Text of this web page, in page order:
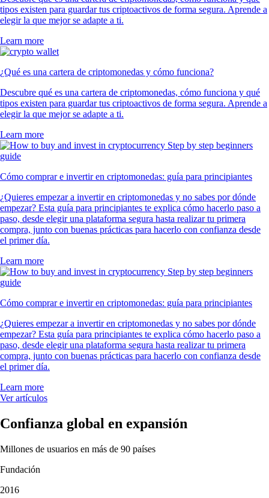
tipos existen para guardar tus criptoactivos de forma segura. Aprende a
elegir la que mejor se adapte a ti.
Learn more
¿Qué es una cartera de criptomonedas y cómo funciona?
Descubre qué es una cartera de criptomonedas, cómo funciona y qué
tipos existen para guardar tus criptoactivos de forma segura. Aprende a
elegir la que mejor se adapte a ti.
Learn more
Cómo comprar e invertir en criptomonedas: guía para principiantes
¿Quieres empezar a invertir en criptomonedas y no sabes por dónde
empezar? Esta guía para principiantes te explica cómo hacerlo paso a
paso, desde elegir una plataforma segura hasta realizar tu primera
compra, junto con buenas prácticas para hacerlo con confianza desde
el primer día.
Learn more
Cómo comprar e invertir en criptomonedas: guía para principiantes
¿Quieres empezar a invertir en criptomonedas y no sabes por dónde
empezar? Esta guía para principiantes te explica cómo hacerlo paso a
paso, desde elegir una plataforma segura hasta realizar tu primera
compra, junto con buenas prácticas para hacerlo con confianza desde
el primer día.
Learn more
Ver artículos
Confianza global en expansión
Millones de usuarios en más de 90 países
Fundación
2016